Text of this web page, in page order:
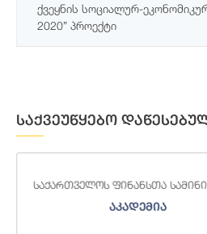
ქვეყნის სოციალურ-
2020” პროექტი
საქვეუწყებო
საქართველოს ფინანსთა
აკადემია